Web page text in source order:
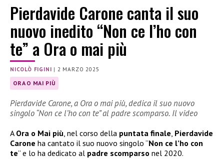
Pierdavide Carone canta il suo
nuovo inedito “Non ce l’ho con
te” a Ora o mai più
NICOLÒ FIGINI | 2 MARZO 2025
ORA O MAI PIÙ
Pierdavide Carone, a Ora o mai più, dedica il suo nuovo
singolo “Non ce l’ho con te” al padre scomparso. Il video
A Ora o Mai più, nel corso della puntata finale, Pierdavide
Carone ha cantato il suo nuovo singolo “Non ce l’ho con
te” e lo ha dedicato al padre scomparso nel 2020.